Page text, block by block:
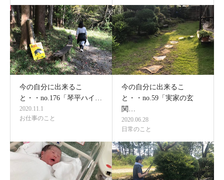
今の自分に出来るこ
と・・no.176「琴平ハイ…
2020.11.1
お仕事のこと
今の自分に出来るこ
と・・no.59「実家の玄
関…
2020.06.28
日常のこと